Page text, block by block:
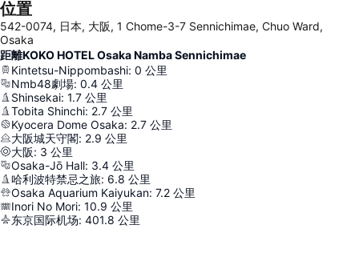
位置
542-0074, 日本, 大阪, 1 Chome-3-7 Sennichimae, Chuo Ward,
Osaka
距離KOKO HOTEL Osaka Namba Sennichimae
Kintetsu-Nippombashi: 0 公里
Nmb48劇場: 0.4 公里
Shinsekai: 1.7 公里
Tobita Shinchi: 2.7 公里
Kyocera Dome Osaka: 2.7 公里
大阪城天守閣: 2.9 公里
大阪: 3 公里
Osaka-Jō Hall: 3.4 公里
哈利波特禁忌之旅: 6.8 公里
Osaka Aquarium Kaiyukan: 7.2 公里
Inori No Mori: 10.9 公里
东京国际机场: 401.8 公里